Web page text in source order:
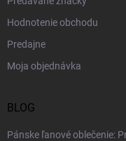
Hodnotenie obchodu
Predajne
Moja objednávka
BLOG
Pánske ľanové oblečenie: